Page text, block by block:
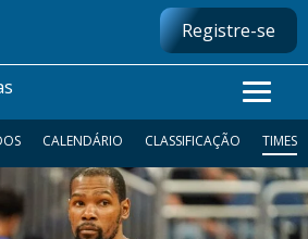
Registre-se
LIBERTADORES
CALENDÁRIO CLASSIFICAÇÃO TIMES